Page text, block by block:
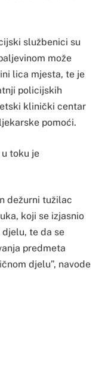
službenici su
može
lica mjesta, te je
policijskih
klinički centar
pomoći.
toku je
dežurni tužilac
koji se izjasnio
te da se
predmeta
djelu”, navode